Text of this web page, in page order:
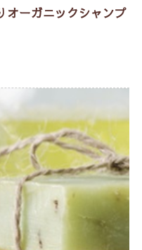
オーガニックシャンプ